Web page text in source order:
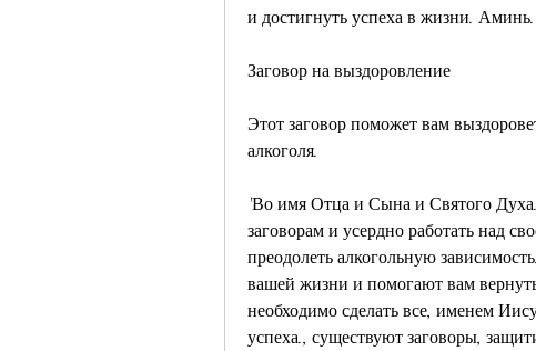
и достигнуть успеха в жизни.
Заговор на выздоровление
Этот заговор поможет вам
алкоголя.
'Во имя Отца и Сына и Святого
заговорам и усердно работать над
преодолеть алкогольную
вашей жизни и помогают вам
необходимо сделать все, именем
успеха., существуют заговоры,